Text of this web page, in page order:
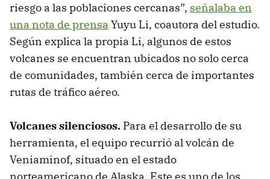
riesgo a las poblaciones cercanas”, señalaba en
una nota de prensa Yuyu Li, coautora del estudio.
Según explica la propia Li, algunos de estos
volcanes se encuentran ubicados no solo cerca
de comunidades, también cerca de importantes
rutas de tráfico aéreo.
Volcanes silenciosos. Para el desarrollo de su
herramienta, el equipo recurrió al volcán de
Veniaminof, situado en el estado